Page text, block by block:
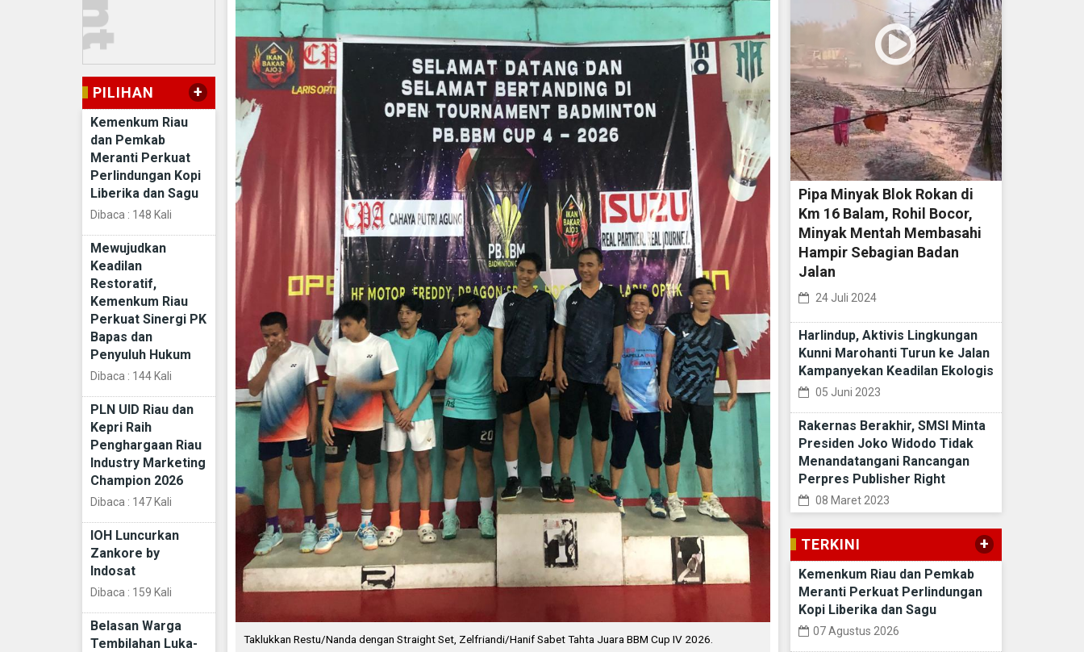
PILIHAN +
Kemenkum Riau
dan Pemkab
Meranti Perkuat
Perlindungan Kopi
Liberika dan Sagu
Dibaca : 148 Kali
Mewujudkan
Keadilan
Restoratif,
Kemenkum Riau
Perkuat Sinergi PK
Bapas dan
Penyuluh Hukum
Dibaca : 144 Kali
PLN UID Riau dan
Kepri Raih
Penghargaan Riau
Industry Marketing
Champion 2026
Dibaca : 147 Kali
IOH Luncurkan
Zankore by
Indosat
Dibaca : 159 Kali
Belasan Warga
Tembilahan Luka-
Taklukkan Restu/Nanda dengan Straight Set, Zelfriandi/Hanif Sabet Tahta Juara BBM Cup IV 2026.
Pipa Minyak Blok Rokan di
Km 16 Balam, Rohil Bocor,
Minyak Mentah Membasahi
Hampir Sebagian Badan
Jalan
24 Juli 2024
Harlindup, Aktivis Lingkungan
Kunni Marohanti Turun ke Jalan
Kampanyekan Keadilan Ekologis
05 Juni 2023
Rakernas Berakhir, SMSI Minta
Presiden Joko Widodo Tidak
Menandatangani Rancangan
Perpres Publisher Right
08 Maret 2023
TERKINI +
Kemenkum Riau dan Pemkab
Meranti Perkuat Perlindungan
Kopi Liberika dan Sagu
07 Agustus 2026